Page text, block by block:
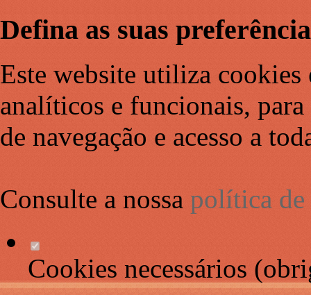
Defina as suas
Este website utiliza cookies
analíticos e funcionais,
de navegação e acesso a
Consulte a nossa política de
Cookies necessários